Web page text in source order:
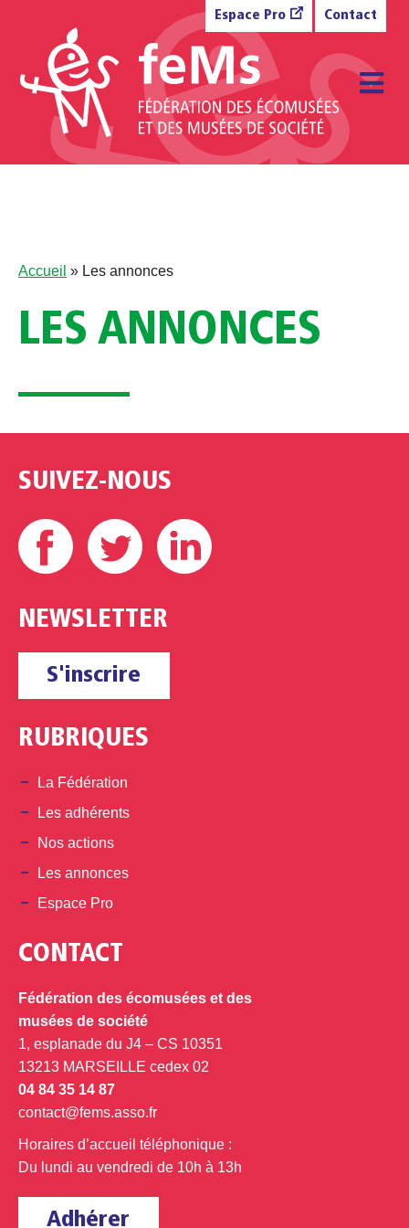
Espace Pro Contact
Accueil » Les annonces
LES ANNONCES
SUIVEZ-NOUS
Facebook Twitter
NEWSLETTER
S'inscrire
RUBRIQUES
La Fédération
Les adhérents
Nos actions
Les annonces
Espace Pro
CONTACT
Fédération des écomusées et des
musées de société
1, esplanade du J4 – CS 10351
13213 MARSEILLE cedex 02
04 84 35 14 87
contact@fems.asso.fr
Horaires d’accueil téléphonique :
Du lundi au vendredi de 10h à 13h
Adhérer